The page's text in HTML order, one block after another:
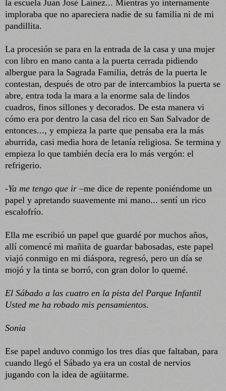
la escuela Juan José Laínez... Mientras yo internamente
imploraba que no apareciera nadie de su familia ni de mi
pandillita.
La procesión se para en la entrada de la casa y una mujer
con libro en mano canta a la puerta cerrada pidiendo
albergue para la Sagrada Familia, detrás de la puerta le
contestan, después de otro par de intercambios la puerta se
abre, entra toda la mara a la enorme sala de lindos
cuadros, finos sillones y decorados. De esta manera vi
cómo era por dentro la casa del rico en San Salvador de
entonces..., y empieza la parte que pensaba era la más
aburrida, casi media hora de letanía religiosa. Se termina y
empieza lo que también decía era lo más vergón: el
refrigerio.
-Ya me tengo que ir –me dice de repente poniéndome un
papel y apretando suavemente mi mano... sentí un rico
escalofrío.
Ella me escribió un papel que guardé por muchos años,
allí comencé mi mañita de guardar babosadas, este papel
viajó conmigo en mi diáspora, regresó, pero un día se
mojó y la tinta se borró, con gran dolor lo quemé.
El Sábado a las cuatro en la pista del Parque Infantil
Usted me ha robado mis pensamientos.
Sonia
Ese papel anduvo conmigo los tres días que faltaban, para
cuando llegó el Sábado ya era un costal de nervios
jugando con la idea de agüitarme.